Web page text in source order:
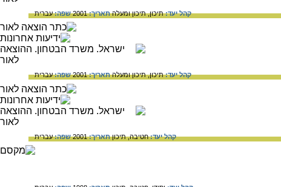
קהל יעד:תיכון,תיכון ומעלהתאריך:2001 שפה:עברית
קהל יעד:תיכון,תיכון ומעלהתאריך:2001 שפה:עברית
קהל יעד:חטיבה,תיכוןתאריך:2001 שפה:עברית